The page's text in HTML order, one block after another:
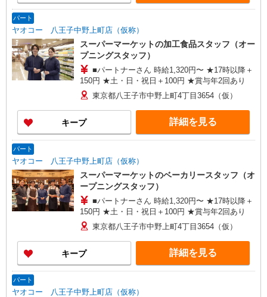
白井市、船橋市、我孫子市、浦安市、富里市 ＜群
市、大泉町、館林市、渋川市、中之条町 ＜茨城県
＞古河市 ＜栃木県＞佐野市、小山市
パート
ヤオコー 八王子中野上町店（仮称）
スーパーマーケットの加工食品スタッフ（オー
プニングスタッフ）
■パートナーさん 時給1,320円〜 ★17時以降＋
150円 ★土・日・祝日＋100円 ★賞与年2回あり
東京都八王子市中野上町4丁目3654（仮）
キープ 詳細を見る
パート
ヤオコー 八王子中野上町店（仮称）
スーパーマーケットのベーカリースタッフ（オ
ープニングスタッフ）
■パートナーさん 時給1,320円〜 ★17時以降＋
150円 ★土・日・祝日＋100円 ★賞与年2回あり
東京都八王子市中野上町4丁目3654（仮）
キープ 詳細を見る
パート
ヤオコー 八王子中野上町店（仮称）